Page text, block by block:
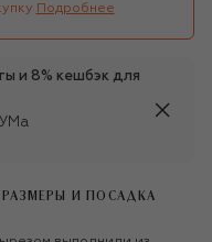
Подробнее
и 8% кешбэк для
РАЗМЕРЫ И ПОСАДКА